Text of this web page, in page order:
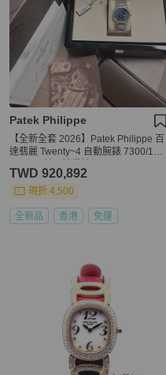
Patek Philippe
【全新全套 2026】Patek Philippe 百
達翡麗 Twenty~4 自動腕錶 7300/120
TWD 920,892
現折 4,500
全新品 香港 免運